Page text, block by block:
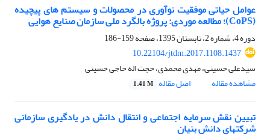
عوامل حیاتی موفقیت نوآوری در محصولات و سیستم های پیچیده
(CoPS)؛ مطالعه موردی: پروژه بالگرد ملی سازمان صنایع هوایی
دوره 4، شماره 2، تابستان 1395، صفحه
159-186
10.22104/jtdm.2017.1108.1437
سیدعلی حسینی، مهدی محمدی، حجت اله حاجی حسینی
مشاهده مقاله
اصل مقاله 1.41 M
تبیین نقش سرمایه اجتماعی و انتقال دانش در یادگیری سازمانی
شرکتهای دانش بنیان